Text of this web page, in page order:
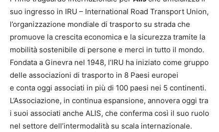
suo ingresso in IRU – International Road Transport Union,
l’organizzazione mondiale di trasporto su strada che
promuove la crescita economica e la sicurezza tramite la
mobilità sostenibile di persone e merci in tutto il mondo.
Fondata a Ginevra nel 1948, l’IRU ha iniziato come gruppo
delle associazioni di trasporto in 8 Paesi europei
e conta oggi associati in più di 100 paesi nei 5 continenti.
L’Associazione, in continua espansione, annovera oggi tra
i suoi associati anche ALIS, che conferma così il suo ruolo
nel settore dell’intermodalità su scala internazionale.